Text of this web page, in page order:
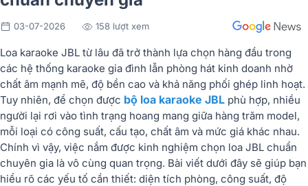
03-07-2026 158 lượt xem
Loa karaoke JBL từ lâu đã trở thành lựa chọn hàng đầu trong
các hệ thống karaoke gia đình lẫn phòng hát kinh doanh nhờ
chất âm mạnh mẽ, độ bền cao và khả năng phối ghép linh hoạt.
Tuy nhiên, để chọn được bộ loa karaoke JBL phù hợp, nhiều
người lại rơi vào tình trạng hoang mang giữa hàng trăm model,
mỗi loại có công suất, cấu tạo, chất âm và mức giá khác nhau.
Chính vì vậy, việc nắm được kinh nghiệm chọn loa JBL chuẩn
chuyên gia là vô cùng quan trọng. Bài viết dưới đây sẽ giúp bạn
hiểu rõ các yếu tố cần thiết: diện tích phòng, công suất, độ